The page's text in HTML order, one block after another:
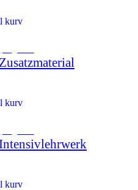
kurv
kurv
kurv